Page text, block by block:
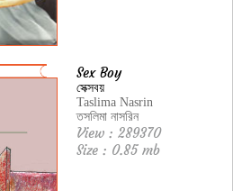
Sex Boy
সেক্সবয়
Taslima Nasrin
তসলিমা নাসরিন
View : 289370
Size : 0.85 mb